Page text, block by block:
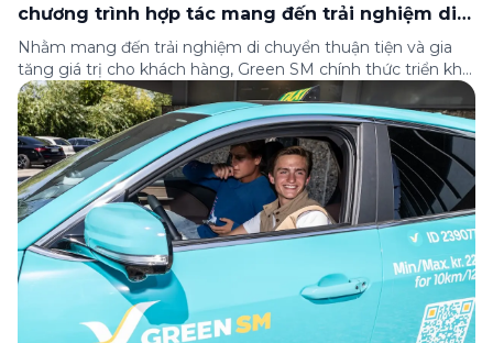
chương trình hợp tác mang đến trải nghiệm di
chuyển thuận tiện cho khách hàng
Nhằm mang đến trải nghiệm di chuyển thuận tiện và gia
tăng giá trị cho khách hàng, Green SM chính thức triển khai
chương trình hợp tác cùng hệ thống nhà hàng Dao Niu
Guo – Lẩu bò tươi Triều Châu trên toàn quốc. Theo đó,
khách hàng sử dụng các dịch vụ của Green […]